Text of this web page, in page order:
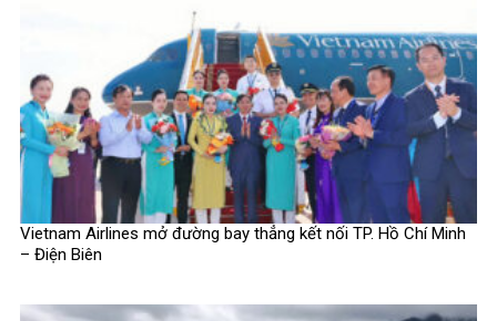
Vietnam Airlines mở đường bay thẳng kết nối TP. Hồ Chí Minh
– Điện Biên